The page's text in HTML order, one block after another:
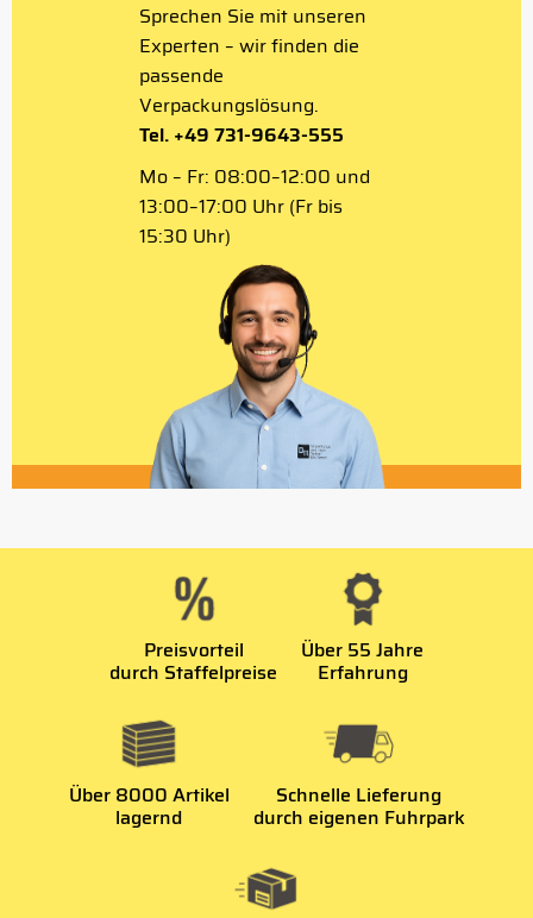
Sprechen Sie mit unseren
Experten – wir finden die
passende
Verpackungslösung.
Tel. +49 731-9643-555
Mo – Fr: 08:00–12:00 und
13:00–17:00 Uhr (Fr bis
15:30 Uhr)
Preisvorteil
durch Staffelpreise
Über 55 Jahre
Erfahrung
Über 8000 Artikel
lagernd
Schnelle Lieferung
durch eigenen Fuhrpark